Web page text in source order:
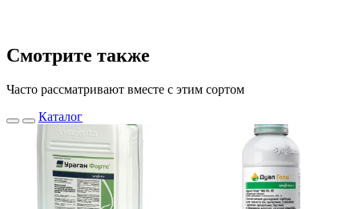
Смотрите также
Часто рассматривают вместе с этим сортом
Каталог